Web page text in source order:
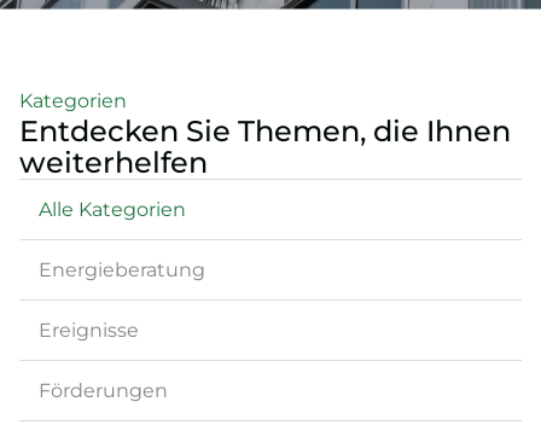
Kategorien
Entdecken Sie Themen, die Ihnen
weiterhelfen
Energieberatung
Ereignisse
Förderungen
Alle Kategorien